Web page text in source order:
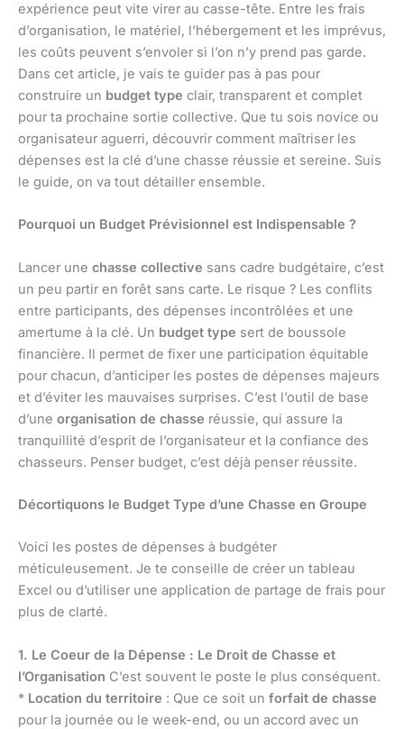
expérience peut vite virer au casse-tête. Entre les frais
d’organisation, le matériel, l’hébergement et les imprévus,
les coûts peuvent s’envoler si l’on n’y prend pas garde.
Dans cet article, je vais te guider pas à pas pour
construire un budget type clair, transparent et complet
pour ta prochaine sortie collective. Que tu sois novice ou
organisateur aguerri, découvrir comment maîtriser les
dépenses est la clé d’une chasse réussie et sereine. Suis
le guide, on va tout détailler ensemble.
Pourquoi un Budget Prévisionnel est Indispensable ?
Lancer une chasse collective sans cadre budgétaire, c’est
un peu partir en forêt sans carte. Le risque ? Les conflits
entre participants, des dépenses incontrôlées et une
amertume à la clé. Un budget type sert de boussole
financière. Il permet de fixer une participation équitable
pour chacun, d’anticiper les postes de dépenses majeurs
et d’éviter les mauvaises surprises. C’est l’outil de base
d’une organisation de chasse réussie, qui assure la
tranquillité d’esprit de l’organisateur et la confiance des
chasseurs. Penser budget, c’est déjà penser réussite.
Décortiquons le Budget Type d’une Chasse en Groupe
Voici les postes de dépenses à budgéter
méticuleusement. Je te conseille de créer un tableau
Excel ou d’utiliser une application de partage de frais pour
plus de clarté.
1. Le Coeur de la Dépense : Le Droit de Chasse et
l’Organisation C’est souvent le poste le plus conséquent.
* Location du territoire : Que ce soit un forfait de chasse
pour la journée ou le week-end, ou un accord avec un